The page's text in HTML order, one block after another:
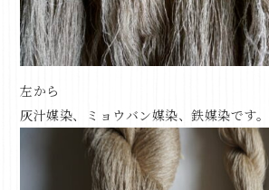
左から
灰汁媒染、
ミョウバン媒染、鉄媒染です。